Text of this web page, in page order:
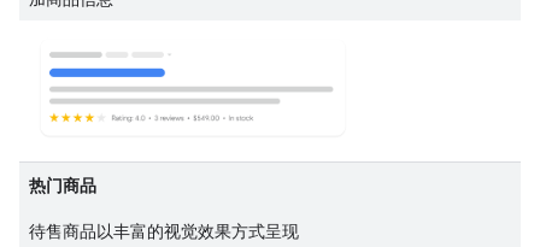
热门商品
待售商品以丰富的视觉效果方式呈现